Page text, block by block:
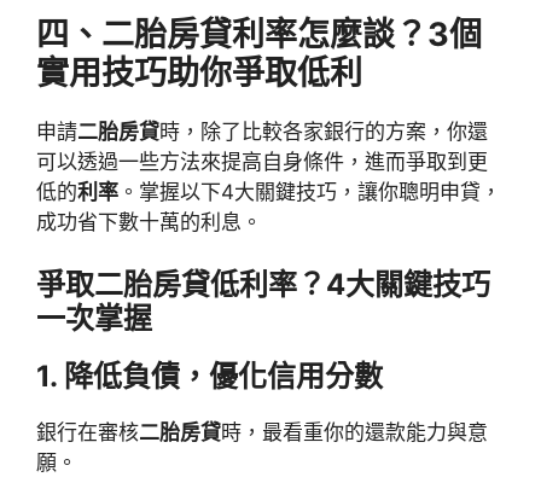
四、二胎房貸利率怎麼談？3個
實用技巧助你爭取低利
申請二胎房貸時，除了比較各家銀行的方案，你還
可以透過一些方法來提高自身條件，進而爭取到更
低的利率 。掌握以下4大關鍵技巧，讓你聰明申貸，
成功省下數十萬的利息。
爭取二胎房貸低利率？4大關鍵技巧
一次掌握
1. 降低負債，優化信用分數
銀行在審核二胎房貸時，最看重你的還款能力與意
願。